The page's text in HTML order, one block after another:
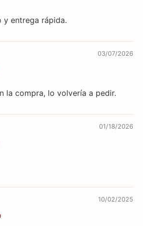
y entrega rápida.
03/07/2026
la compra, lo volvería a pedir.
01/18/2026
10/02/2025